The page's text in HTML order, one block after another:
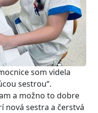
som videla
sestrou“.
a možno to dobre
nová sestra a čerstvá